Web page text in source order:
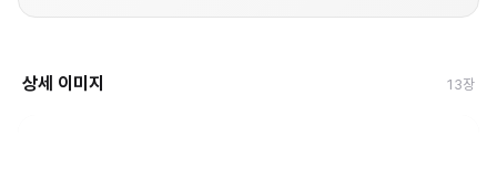
상세 이미지 13장